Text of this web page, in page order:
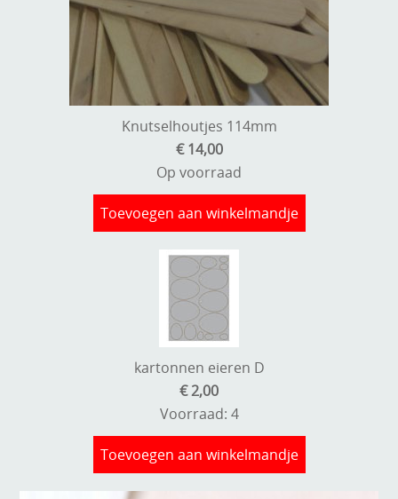
Knutselhoutjes 114mm
€ 14,00
Op voorraad
Toevoegen aan winkelmandje
kartonnen eieren D
€ 2,00
Voorraad: 4
Toevoegen aan winkelmandje